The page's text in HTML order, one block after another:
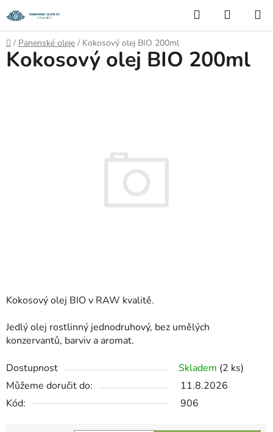
na
obsah
Hledat
KOŠÍK
Domů
/ Panenské oleje / Kokosový olej BIO 200ml
Kokosový olej BIO v RAW kvalitě.
Jedlý olej rostlinný jednodruhový, bez umělých
konzervantů, barviv a aromat.
Dostupnost Skladem (2 ks)
Můžeme doručit do:
11.8.2026
Kód:
906
Kokosový olej BIO 200ml